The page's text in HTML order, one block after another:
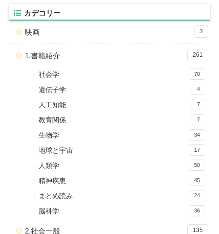
カデコリー
映画 3
1.書籍紹介 261
社会学 70
遺伝子学 4
人工知能 7
教育関係 7
生物学 34
地球と宇宙 17
人類学 50
精神疾患 45
まとめ読み 24
脳科学 36
2.社会一般 135